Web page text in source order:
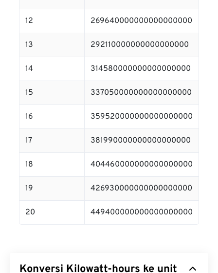
12 269640000000000000000
13 292110000000000000000
14 314580000000000000000
15 337050000000000000000
16 359520000000000000000
17 381990000000000000000
18 404460000000000000000
19 426930000000000000000
20 449400000000000000000
Konversi Kilowatt-hours ke unit